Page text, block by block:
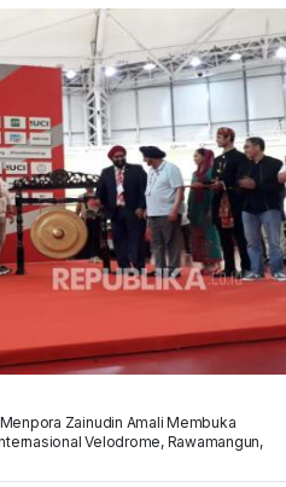
Zainudin Amali Membuka
Velodrome, Rawamangun,